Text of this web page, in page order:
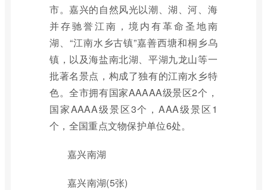
市。嘉兴的自然风光以潮、湖、河、海
并存驰誉江南，境内有革命圣地南
湖、“江南水乡古镇”嘉善西塘和桐乡乌
镇，以及海盐南北湖、平湖九龙山等一
批著名景点，构成了独有的江南水乡特
色。全市拥有国家AAAAA级景区2个，
国家AAAA级景区3个，AAA级景区1
个，全国重点文物保护单位6处。
嘉兴南湖
嘉兴南湖(5张)